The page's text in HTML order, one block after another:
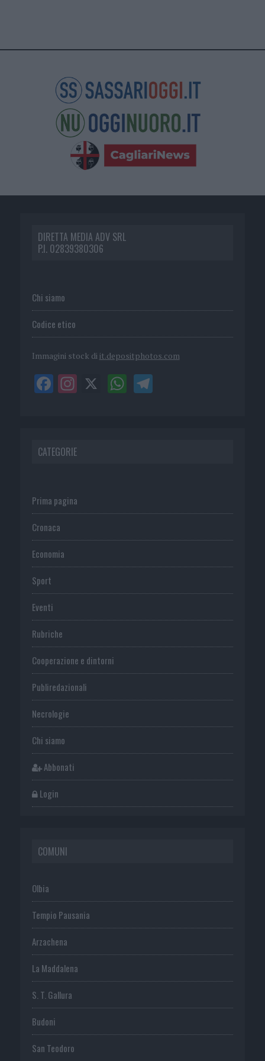
DIRETTA MEDIA ADV SRL
P.I. 02839380306
Chi siamo
Codice etico
Immagini stock di it.depositphotos.com
CATEGORIE
Prima pagina
Cronaca
Economia
Sport
Eventi
Rubriche
Cooperazione e dintorni
Publiredazionali
Necrologie
Chi siamo
Abbonati
Login
COMUNI
Olbia
Tempio Pausania
Arzachena
La Maddalena
S. T. Gallura
Budoni
San Teodoro